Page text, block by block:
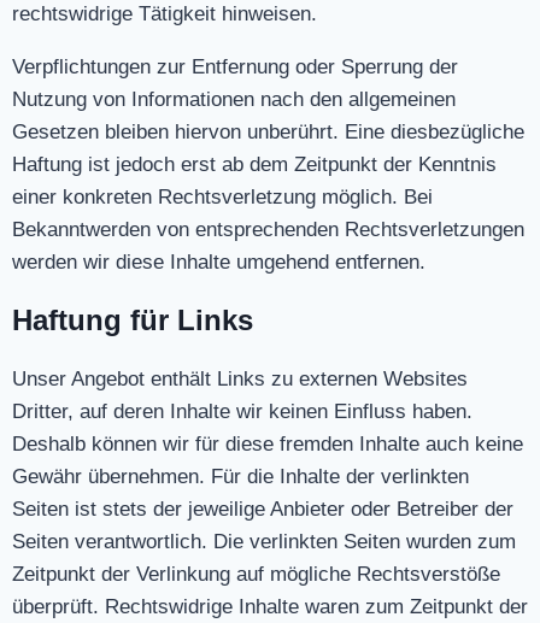
rechtswidrige Tätigkeit hinweisen.
Verpflichtungen zur Entfernung oder Sperrung der
Nutzung von Informationen nach den allgemeinen
Gesetzen bleiben hiervon unberührt. Eine diesbezügliche
Haftung ist jedoch erst ab dem Zeitpunkt der Kenntnis
einer konkreten Rechtsverletzung möglich. Bei
Bekanntwerden von entsprechenden Rechtsverletzungen
werden wir diese Inhalte umgehend entfernen.
Haftung für Links
Unser Angebot enthält Links zu externen Websites
Dritter, auf deren Inhalte wir keinen Einfluss haben.
Deshalb können wir für diese fremden Inhalte auch keine
Gewähr übernehmen. Für die Inhalte der verlinkten
Seiten ist stets der jeweilige Anbieter oder Betreiber der
Seiten verantwortlich. Die verlinkten Seiten wurden zum
Zeitpunkt der Verlinkung auf mögliche Rechtsverstöße
überprüft. Rechtswidrige Inhalte waren zum Zeitpunkt der